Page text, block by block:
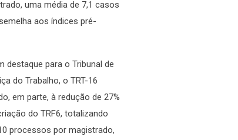
uma média de 7,1 casos
aos índices pré-
para o Tribunal de
do Trabalho, o TRT-16
em parte, à redução de 27%
do TRF6, totalizando
processos por magistrado,